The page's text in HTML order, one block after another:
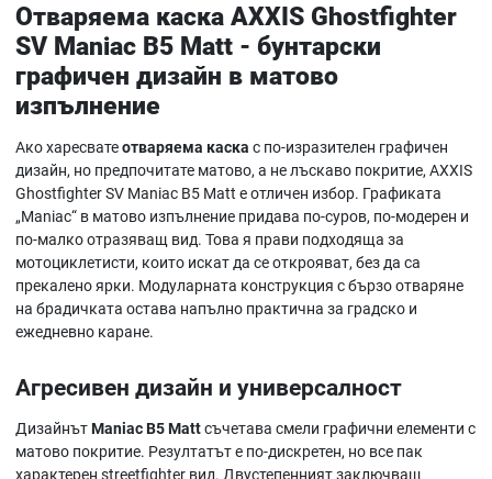
Отваряема каска AXXIS Ghostfighter
SV Maniac B5 Matt - бунтарски
графичен дизайн в матово
изпълнение
Ако харесватеотваряема каска с по-изразителен графичен
дизайн, но предпочитате матово, а не лъскаво покритие, AXXIS
Ghostfighter SV Maniac B5 Matt е отличен избор. Графиката
„Maniac“ в матово изпълнение придава по-суров, по-модерен и
по-малко отразяващ вид. Това я прави подходяща за
мотоциклетисти, които искат да се открояват, без да са
прекалено ярки. Модуларната конструкция с бързо отваряне
на брадичката остава напълно практична за градско и
ежедневно каране.
Агресивен дизайн и универсалност
ДизайнътManiac B5 Mattсъчетава смели графични елементи с
матово покритие. Резултатът е по-дискретен, но все пак
характерен streetfighter вид. Двустепенният заключващ